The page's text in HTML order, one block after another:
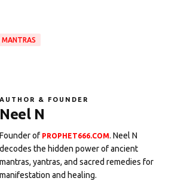
MANTRAS
AUTHOR & FOUNDER
Neel N
Founder of PROPHET666.COM. Neel N
decodes the hidden power of ancient
mantras, yantras, and sacred remedies for
manifestation and healing.